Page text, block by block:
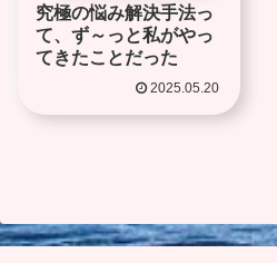
究極の悩み解決手法っ
て、ず～っと私がやっ
てきたことだった
2025.05.20